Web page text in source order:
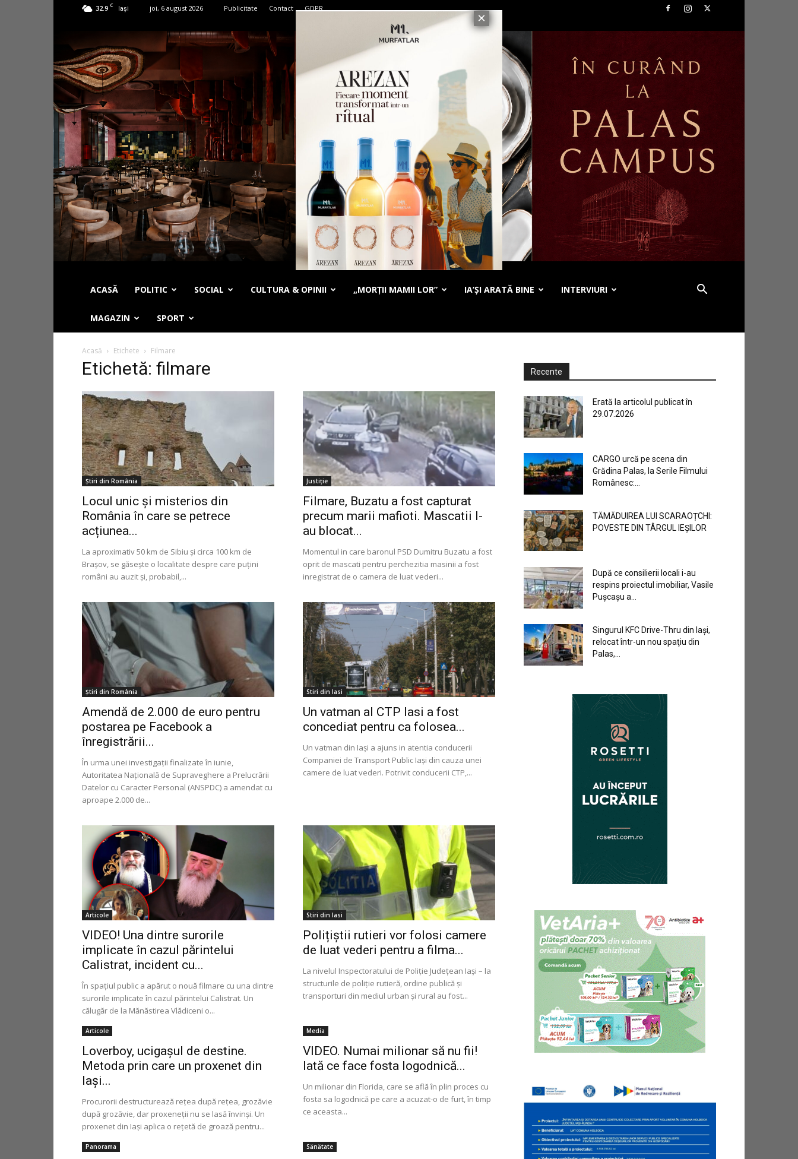
32.9 C Iași joi, 6 august 2026 Publicitate Contact GDPR
ACASĂ POLITIC SOCIAL CULTURA & OPINII „MORȚII MAMII LOR” IA’ȘI ARATĂ BINE INTERVIURI
MAGAZIN SPORT
Acasă Etichete Filmare
Etichetă: filmare
Știri din România
Locul unic și misterios din
România în care se petrece
acțiunea...
La aproximativ 50 km de Sibiu și circa 100 km de
Brașov, se găsește o localitate despre care puțini
români au auzit și, probabil,...
Justiție
Filmare, Buzatu a fost capturat
precum marii mafioti. Mascatii l-
au blocat...
Momentul in care baronul PSD Dumitru Buzatu a fost
oprit de mascati pentru perchezitia masinii a fost
inregistrat de o camera de luat vederi...
Știri din România
Amendă de 2.000 de euro pentru
postarea pe Facebook a
înregistrării...
În urma unei investigații finalizate în iunie,
Autoritatea Naţională de Supraveghere a Prelucrării
Datelor cu Caracter Personal (ANSPDC) a amendat cu
aproape 2.000 de...
Stiri din Iasi
Un vatman al CTP Iasi a fost
concediat pentru ca folosea...
Un vatman din Iași a ajuns in atentia conducerii
Companiei de Transport Public Iași din cauza unei
camere de luat vederi. Potrivit conducerii CTP,...
Articole
VIDEO! Una dintre surorile
implicate în cazul părintelui
Calistrat, incident cu...
În spațiul public a apărut o nouă filmare cu una dintre
surorile implicate în cazul părintelui Calistrat. Un
călugăr de la Mănăstirea Vlădiceni o...
Stiri din Iasi
Polițiștii rutieri vor folosi camere
de luat vederi pentru a filma...
La nivelul Inspectoratului de Poliţie Judeţean Iaşi – la
structurile de poliţie rutieră, ordine publică şi
transporturi din mediul urban şi rural au fost...
Articole
Loverboy, ucigaşul de destine.
Metoda prin care un proxenet din
Iași...
Procurorii destructurează reţea după reţea, grozăvie
după grozăvie, dar proxeneţii nu se lasă învinşi. Un
proxenet din Iaşi aplica o reţetă de groază pentru...
Media
VIDEO. Numai milionar să nu fii!
Iată ce face fosta logodnică...
Un milionar din Florida, care se află în plin proces cu
fosta sa logodnică pe care a acuzat-o de furt, în timp
ce aceasta...
Panorama Sănătate
Recente
Erată la articolul publicat în
29.07.2026
CARGO urcă pe scena din
Grădina Palas, la Serile Filmului
Românesc:...
TĂMĂDUIREA LUI SCARAOȚCHI:
POVESTE DIN TÂRGUL IEȘILOR
După ce consilierii locali i-au
respins proiectul imobiliar, Vasile
Pușcașu a...
Singurul KFC Drive-Thru din Iași,
relocat într-un nou spaţiu din
Palas,...